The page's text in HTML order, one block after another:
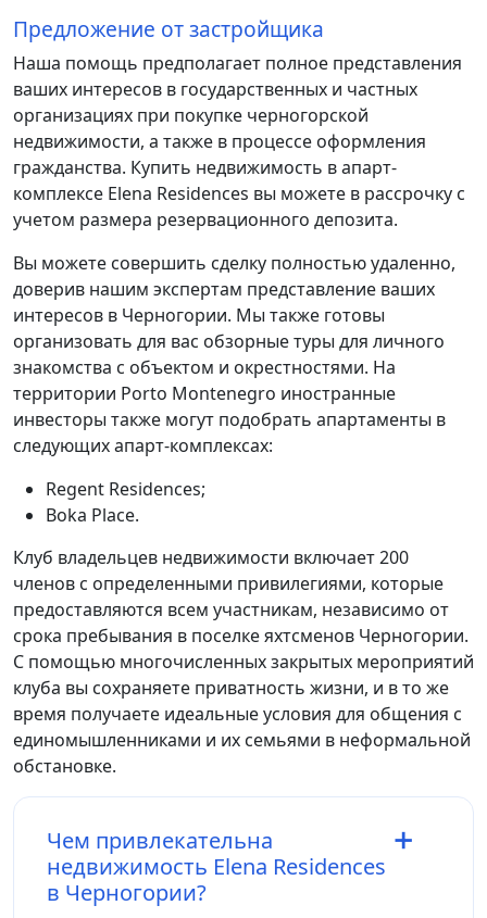
Предложение от застройщика
Наша помощь предполагает полное представления
ваших интересов в государственных и частных
организациях при покупке черногорской
недвижимости, а также в процессе оформления
гражданства. Купить недвижимость в апарт-
комплексе Elena Residences вы можете в рассрочку с
учетом размера резервационного депозита.
Вы можете совершить сделку полностью удаленно,
доверив нашим экспертам представление ваших
интересов в Черногории. Мы также готовы
организовать для вас обзорные туры для личного
знакомства с объектом и окрестностями. На
территории Porto Montenegro иностранные
инвесторы также могут подобрать апартаменты в
следующих апарт-комплексах:
Regent Residences;
Boka Place.
Клуб владельцев недвижимости включает 200
членов с определенными привилегиями, которые
предоставляются всем участникам, независимо от
срока пребывания в поселке яхтсменов Черногории.
С помощью многочисленных закрытых мероприятий
клуба вы сохраняете приватность жизни, и в то же
время получаете идеальные условия для общения с
единомышленниками и их семьями в неформальной
обстановке.
Чем привлекательна
недвижимость Elena Residences
в Черногории?